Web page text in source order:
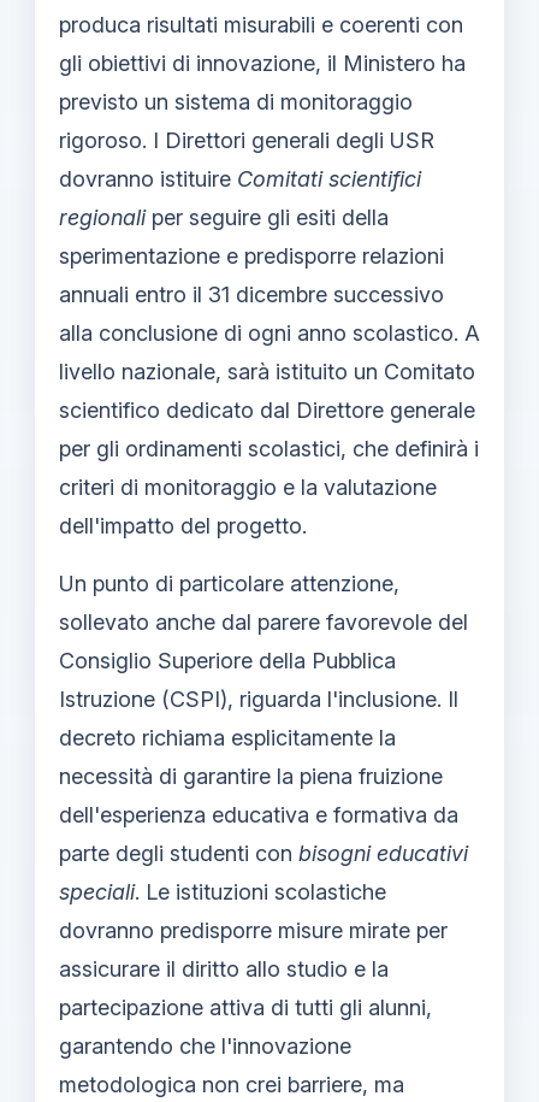
produca risultati misurabili e coerenti con
gli obiettivi di innovazione, il Ministero ha
previsto un sistema di monitoraggio
rigoroso. I Direttori generali degli USR
dovranno istituire Comitati scientifici
regionaliper seguire gli esiti della
sperimentazione e predisporre relazioni
annuali entro il 31 dicembre successivo
alla conclusione di ogni anno scolastico. A
livello nazionale, sarà istituito un Comitato
scientifico dedicato dal Direttore generale
per gli ordinamenti scolastici, che definirà i
criteri di monitoraggio e la valutazione
dell'impatto del progetto.
Un punto di particolare attenzione,
sollevato anche dal parere favorevole del
Consiglio Superiore della Pubblica
Istruzione (CSPI), riguarda l'inclusione. Il
decreto richiama esplicitamente la
necessità di garantire la piena fruizione
dell'esperienza educativa e formativa da
parte degli studenti con bisogni educativi
speciali. Le istituzioni scolastiche
dovranno predisporre misure mirate per
assicurare il diritto allo studio e la
partecipazione attiva di tutti gli alunni,
garantendo che l'innovazione
metodologica non crei barriere, ma